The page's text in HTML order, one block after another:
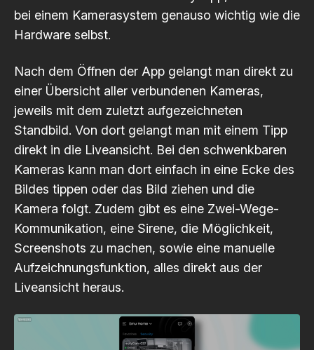
bei einem Kamerasystem genauso wichtig wie die
Hardware selbst.
Nach dem Öffnen der App gelangt man direkt zu
einer Übersicht aller verbundenen Kameras,
jeweils mit dem zuletzt aufgezeichneten
Standbild. Von dort gelangt man mit einem Tipp
direkt in die Liveansicht. Bei den schwenkbaren
Kameras kann man dort einfach in eine Ecke des
Bildes tippen oder das Bild ziehen und die
Kamera folgt. Zudem gibt es eine Zwei-Wege-
Kommunikation, eine Sirene, die Möglichkeit,
Screenshots zu machen, sowie eine manuelle
Aufzeichnungsfunktion, alles direkt aus der
Liveansicht heraus.